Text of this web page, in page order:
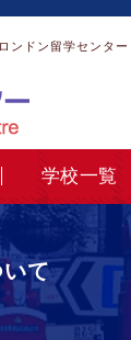
ンドン留学センター
学校一覧
て